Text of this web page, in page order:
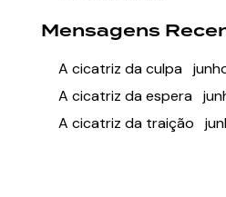
Mensagens
A cicatriz da culpa
A cicatriz da espera
A cicatriz da traição